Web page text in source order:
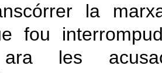
la
fou
ara les